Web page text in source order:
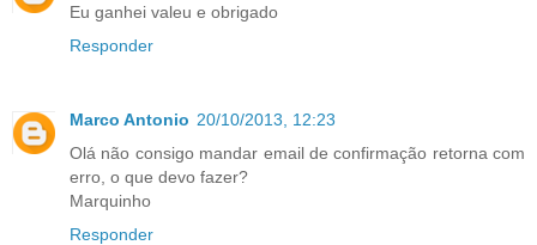
Eu ganhei valeu e obrigado
Responder
Marco Antonio 20/10/2013, 12:23
Olá não consigo mandar email de confirmação retorna com
erro, o que devo fazer?
Marquinho
Responder